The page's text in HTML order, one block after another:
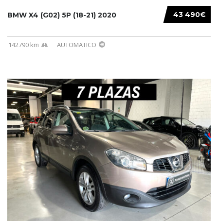
43 490€
BMW X4 (G02) 5P (18-21) 2020
142790 km AUTOMATICO